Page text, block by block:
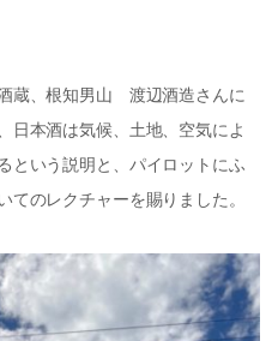
蔵、根知男山 渡辺酒造さんに
日本酒は気候、土地、空気によ
という説明と、パイロットにふ
てのレクチャーを賜りました。